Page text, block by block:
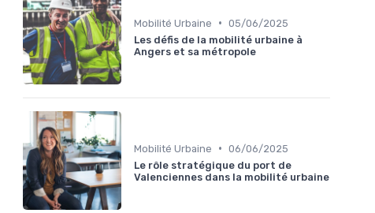
Mobilité Urbaine • 05/06/2025
Les défis de la mobilité urbaine à
Angers et sa métropole
Mobilité Urbaine • 06/06/2025
Le rôle stratégique du port de
Valenciennes dans la mobilité urbaine